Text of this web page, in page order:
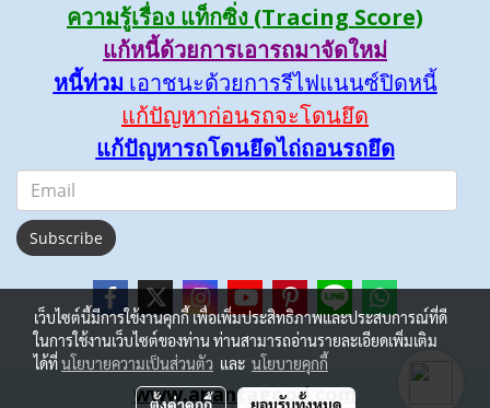
ความรู้เรื่อง แท็กซิ่ง (Tracing Score)
แก้หนี้ด้วยการเอารถมาจัดใหม่
หนี้ท่วม เอาชนะด้วยการรีไฟแนนซ์ปิดหนี้
แก้ปัญหาก่อนรถจะโดนยึด
แก้ปัญหารถโดนยึดไถ่ถอนรถยึด
Subscribe
www.anantagood.com
เว็บไซต์นี้มีการใช้งานคุกกี้ เพื่อเพิ่มประสิทธิภาพและประสบการณ์ที่ดี
ในการใช้งานเว็บไซต์ของท่าน ท่านสามารถอ่านรายละเอียดเพิ่มเติม
ได้ที่นโยบายความเป็นส่วนตัว และ นโยบายคุกกี้